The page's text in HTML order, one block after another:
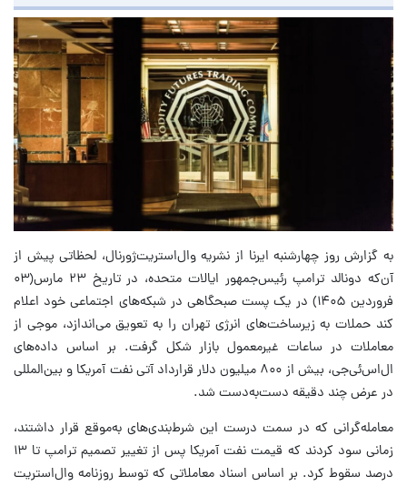
به گزارش روز چهارشنبه ایرنا از نشریه وال‌استریت‌ژورنال، لحظاتی پیش از
آن‌که دونالد ترامپ رئیس‌جمهور ایالات متحده، در تاریخ ۲۳ مارس(۰۳
فروردین ۱۴۰۵) در یک پست صبحگاهی در شبکه‌های اجتماعی خود اعلام
کند حملات به زیرساخت‌های انرژی تهران را به تعویق می‌اندازد، موجی از
معاملات در ساعات غیرمعمول بازار شکل گرفت. بر اساس داده‌های
ال‌اس‌ئی‌جی، بیش از ۸۰۰ میلیون دلار قرارداد آتی نفت آمریکا و بین‌المللی
در عرض چند دقیقه دست‌به‌دست شد.
معامله‌گرانی که در سمت درست این شرط‌بندی‌های به‌موقع قرار داشتند،
زمانی سود کردند که قیمت نفت آمریکا پس از تغییر تصمیم ترامپ تا ۱۳
درصد سقوط کرد. بر اساس اسناد معاملاتی که توسط روزنامه وال‌استریت